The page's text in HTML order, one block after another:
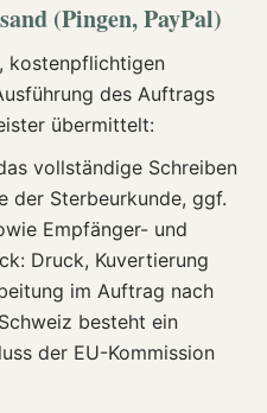
(Pingen, PayPal)
kostenpflichtigen
des Auftrags
übermittelt:
vollständige Schreiben
der Sterbeurkunde, ggf.
Empfänger- und
Druck, Kuvertierung
im Auftrag nach
besteht ein
der EU-Kommission